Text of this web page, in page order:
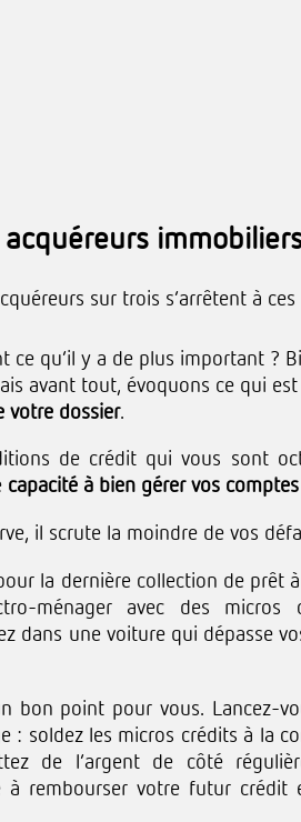
sur trois s’arrêtent à
ce qu’il y a de plus important ?
avant tout, évoquons ce qui
votre dossier.
de crédit qui vous sont
capacité à bien gérer vos comptes
il scrute la moindre de vos
la dernière collection de prêt
ménager avec des micros
dans une voiture qui dépasse
bon point pour vous. Lancez-
: soldez les micros crédits à la
de l’argent de côté
à rembourser votre futur crédit